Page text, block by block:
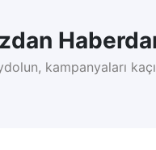
kampanyaları